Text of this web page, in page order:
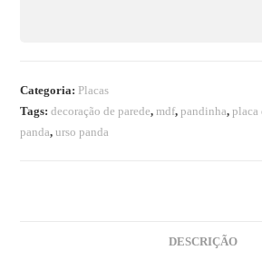
Categoria: Placas
Tags:decoração de parede,mdf,pandinha,placa
panda,urso panda
DESCRIÇÃO